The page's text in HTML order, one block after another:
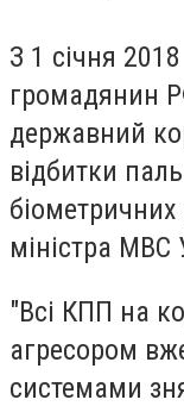
З 1 січня
громадянин
державний
відбитки
міністра МВС
"Всі КПП на
агресором
системами